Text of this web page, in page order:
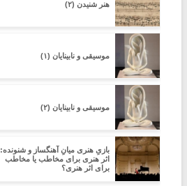
هنر شنیدن (۲)
موسیقی و نابینایان (۱)
موسیقی و نابینایان (۲)
بازیِ هنری میانِ آهنگساز و شنونده:
اثر هنری برای مخاطب یا مخاطب
برای اثر هنری؟